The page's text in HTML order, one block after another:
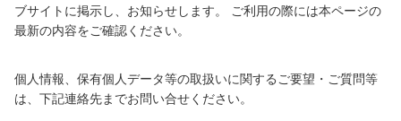
ブサイトに掲示し、お知らせします。 ご利用の際には本ページの
最新の内容をご確認ください。
個人情報、保有個人データ等の取扱いに関するご要望・ご質問等
は、下記連絡先までお問い合せください。